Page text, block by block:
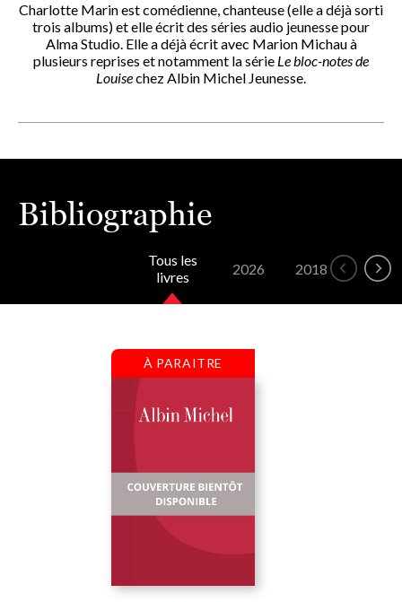
Charlotte Marin est comédienne, chanteuse (elle a déjà sorti
trois albums) et elle écrit des séries audio jeunesse pour
Alma Studio. Elle a déjà écrit avec Marion Michau à
plusieurs reprises et notamment la série Le bloc-notes de
Louisechez Albin Michel Jeunesse.
Bibliographie
Tous les
livres
2026 2018 2017
À PARAITRE